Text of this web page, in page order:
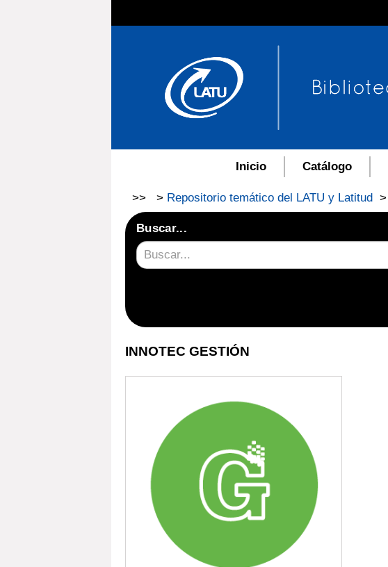
Inicio Catálogo
>> > Repositorio temático del LATU y Latitud>
Buscar...
INNOTEC GESTIÓN